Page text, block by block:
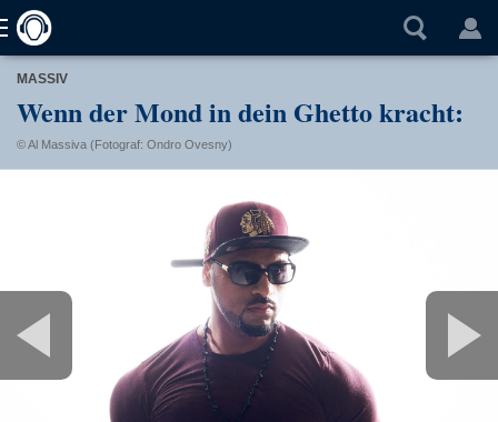
MASSIV
Wenn der Mond in dein Ghetto kracht:
© Al Massiva (Fotograf: Ondro Ovesny)